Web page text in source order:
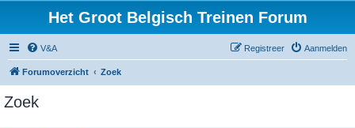
Het Groot Belgisch Treinen Forum
V&A Aanmelden
Registreer
Forumoverzicht Zoek
Zoek